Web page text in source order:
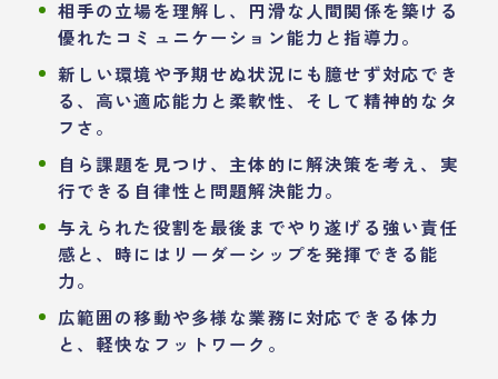
相手の立場を理解し、円滑な人間関係を築ける
優れたコミュニケーション能力と指導力。
新しい環境や予期せぬ状況にも臆せず対応でき
る、高い適応能力と柔軟性、そして精神的なタ
フさ。
自ら課題を見つけ、主体的に解決策を考え、実
行できる自律性と問題解決能力。
与えられた役割を最後までやり遂げる強い責任
感と、時にはリーダーシップを発揮できる能
力。
広範囲の移動や多様な業務に対応できる体力
と、軽快なフットワーク。